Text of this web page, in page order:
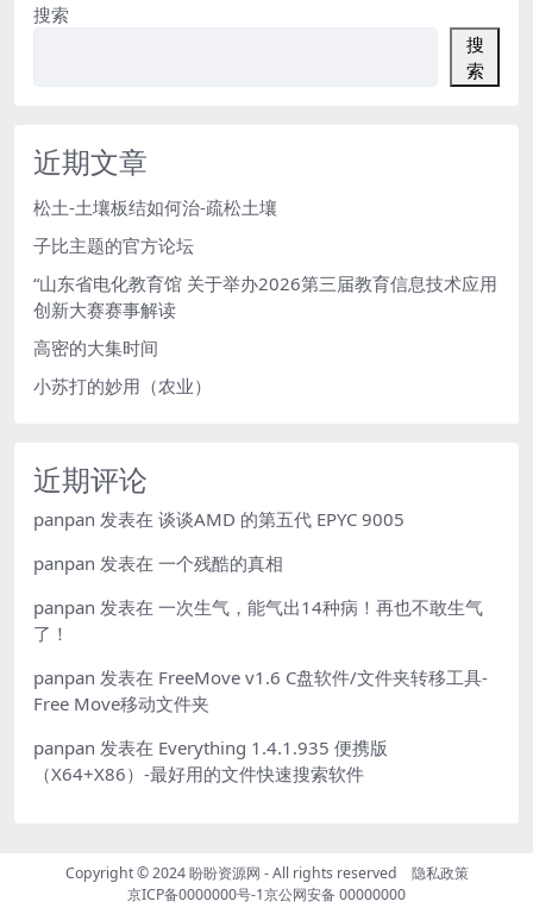
搜索
搜
索
近期文章
松土-土壤板结如何治-疏松土壤
子比主题的官方论坛
“山东省电化教育馆 关于举办2026第三届教育信息技术应用
创新大赛赛事解读
高密的大集时间
小苏打的妙用（农业）
近期评论
panpan 发表在 谈谈AMD 的第五代 EPYC 9005
panpan 发表在 一个残酷的真相
panpan 发表在 一次生气，能气出14种病！再也不敢生气
了！
panpan 发表在 FreeMove v1.6 C盘软件/文件夹转移工具-
Free Move移动文件夹
panpan 发表在 Everything 1.4.1.935 便携版
（X64+X86）-最好用的文件快速搜索软件
Copyright © 2024盼盼资源网 - All rights reserved 隐私政策
京ICP备0000000号-1京公网安备 00000000